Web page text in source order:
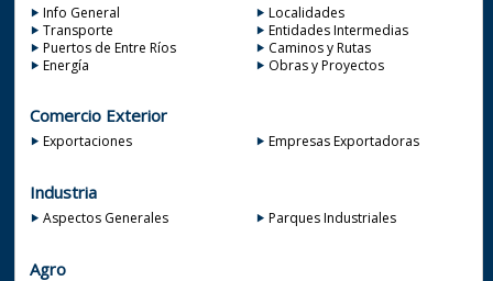
Info General
Localidades
Transporte
Entidades Intermedias
Puertos de Entre Ríos
Caminos y Rutas
Energía
Obras y Proyectos
Comercio Exterior
Exportaciones Empresas Exportadoras
Industria
Aspectos Generales Parques Industriales
Agro